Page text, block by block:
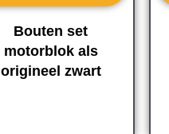
Bouten set
motorblok als
origineel zwart